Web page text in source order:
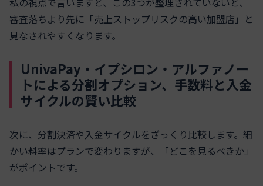
審査落ちより先に「売上ストップリスクの高い加盟店」と
見なされやすくなります。
UnivaPay・イプシロン・アルファノー
トによる分割オプション、手数料と入金
サイクルの賢い比較
次に、分割決済や入金サイクルをざっくり比較します。細
かい料率はプランで変わりますが、「どこを見るべきか」
がポイントです。